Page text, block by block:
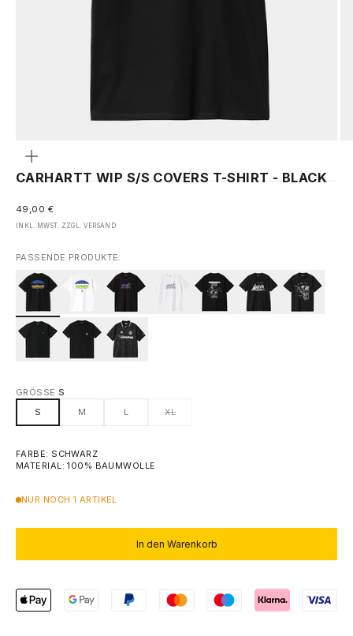
CARHARTT WIP S/S COVERS T-SHIRT - BLACK
ANGEBOT
49,00 €
INKL. MWST. ZZGL. VERSAND
PASSENDE PRODUKTE:
GRÖSSE: S
S
M L XL
FARBE: SCHWARZ
MATERIAL: 100% BAUMWOLLE
NUR NOCH 1 ARTIKEL
In den Warenkorb